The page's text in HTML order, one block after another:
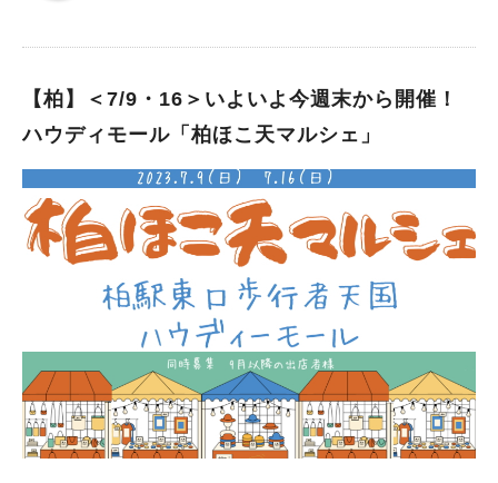
す。 なので個人的な楽しみ方のひとつとして、まだ訪れたこと
出店していると、そこで買って食べています。初めて食べてそこ
で自分の口に合いそうだな～と思ったら改めてお店に行ってみた
り…。新しいお店を知るいいきっかけにもなります。 そんな新
松戸まつり。昨年2022年は新松戸中央公園でのみ小規模で行わ
れましたが、今年は会場も拡大！ （とはいっても、夜まで行っ
ていた頃に比べると、出店の数は半分程度だそうですが…） 会
場は3カ所 新松戸まつりの会場は、けやき通り、新松戸中央公
園、新松戸市民センターの3カ所（見づらくてすみませ
ん…！）。 けやき通りはかなりの距離が歩行者天国になりま
す。そこに出店が並び、おみこしも！（過去の写真です） 2017
年には、交差点で和太鼓の演奏もありました。 新松戸中央公園
では、子どもたちが大好きなSLが走ります（こちらも過去の写
真です）。 今年も両日11:00～17:00に走るそうです。私も子ど
【柏】＜7/9・16＞いよいよ今週末から開催！
ハウディモール「柏ほこ天マルシェ」